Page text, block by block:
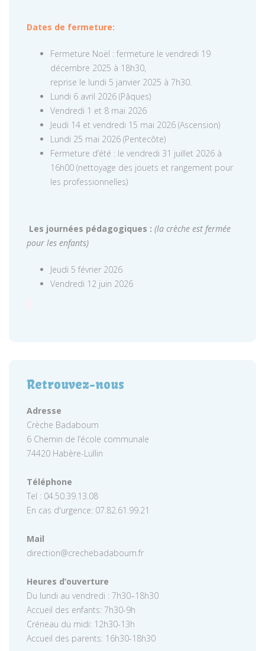
Dates de fermeture:
Fermeture Noël : fermeture le vendredi 19
décembre 2025 à 18h30,
reprise le lundi 5 janvier 2025 à 7h30.
Lundi 6 avril 2026 (Pâques)
Vendredi 1 et 8 mai 2026
Jeudi 14 et vendredi 15 mai 2026 (Ascension)
Lundi 25 mai 2026 (Pentecôte)
Fermeture d’été : le vendredi 31 juillet 2026 à
16h00 (nettoyage des jouets et rangement pour
les professionnelles)
Les journées pédagogiques : (la crèche est fermée
pour les enfants)
Jeudi 5 février 2026
Vendredi 12 juin 2026
Retrouvez-nous
Adresse
Crèche Badaboum
6 Chemin de l’école communale
74420 Habère-Lullin
Téléphone
Tel : 04.50.39.13.08
En cas d'urgence: 07.82.61.99.21
Mail
direction@crechebadaboum.fr
Heures d’ouverture
Du lundi au vendredi : 7h30–18h30
Accueil des enfants: 7h30-9h
Créneau du midi: 12h30-13h
Accueil des parents: 16h30-18h30